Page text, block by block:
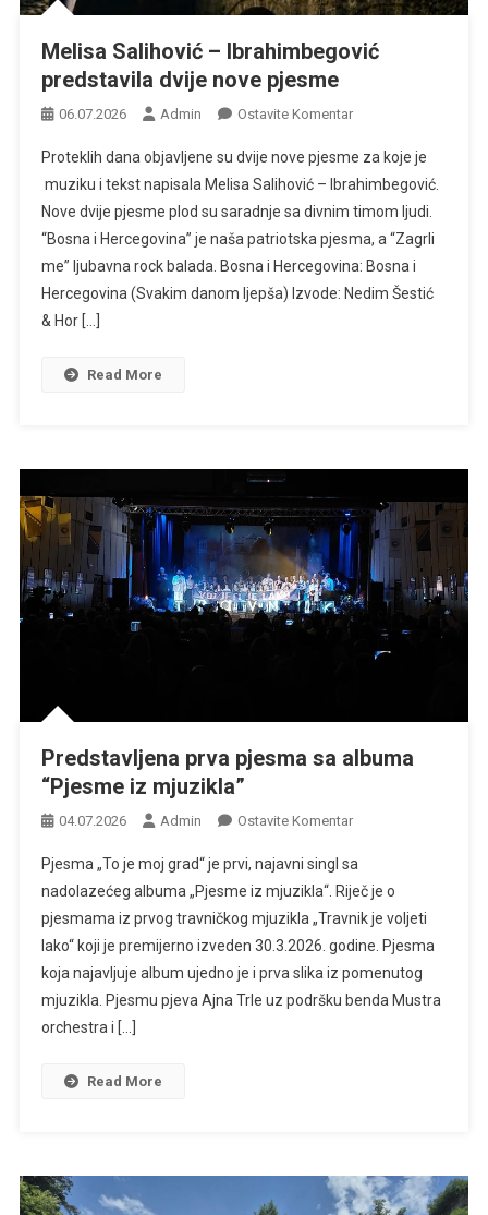
Melisa Salihović – Ibrahimbegović
predstavila dvije nove pjesme
06.07.2026 Admin Ostavite KomentarNa
Salihović
–
Ibrahimbegović
Predstavila
Dvije
Nove
Proteklih dana objavljene su dvije nove pjesme za koje je
muziku i tekst napisala Melisa Salihović – Ibrahimbegović.
Nove dvije pjesme plod su saradnje sa divnim timom ljudi.
“Bosna i Hercegovina” je naša patriotska pjesma, a “Zagrli
me” ljubavna rock balada. Bosna i Hercegovina: Bosna i
Hercegovina (Svakim danom ljepša) Izvode: Nedim Šestić
& Hor […]
Read More
Predstavljena prva pjesma sa albuma
“Pjesme iz mjuzikla”
04.07.2026 Admin Ostavite KomentarNa
Prva
Pjesma
Sa
Albuma
“Pjesme
Iz
Pjesma „To je moj grad“ je prvi, najavni singl sa
nadolazećeg albuma „Pjesme iz mjuzikla“. Riječ je o
pjesmama iz prvog travničkog mjuzikla „Travnik je voljeti
lako“ koji je premijerno izveden 30.3.2026. godine. Pjesma
koja najavljuje album ujedno je i prva slika iz pomenutog
mjuzikla. Pjesmu pjeva Ajna Trle uz podršku benda Mustra
orchestra i […]
Read More